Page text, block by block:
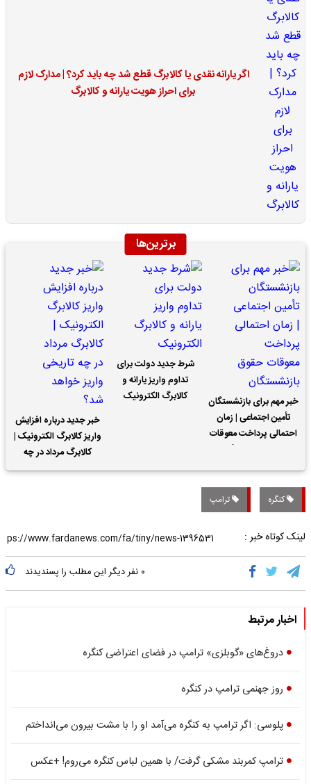
اگر یارانه نقدی یا کالابرگ قطع شد چه باید کرد؟ | مدارک لازم
برای احراز هویت یارانه و کالابرگ
برترین‌ها
خبر مهم برای بازنشستگان
تأمین اجتماعی | زمان
احتمالی پرداخت معوقات
شرط جدید دولت برای
تداوم واریز یارانه و
کالابرگ الکترونیک
خبر جدید درباره افزایش
واریز کالابرگ الکترونیک |
کالابرگ مرداد در چه
تاریخی واریز خواهد شد؟
کنگره ترامپ
لینک کوتاه خبر :
۰ نفر دیگر این مطلب را پسندیدند
اخبار مرتبط
دروغ‌های «گوبلزی» ترامپ در فضای اعتراضی کنگره
روز جهنمی ترامپ در کنگره
پلوسی: اگر ترامپ به کنگره می‌آمد او را با مشت بیرون می‌انداختم
ترامپ کمربند مشکی گرفت/ با همین لباس کنگره می‌روم! +عکس